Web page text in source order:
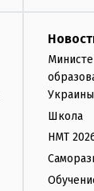
Украины
Школа
НМТ